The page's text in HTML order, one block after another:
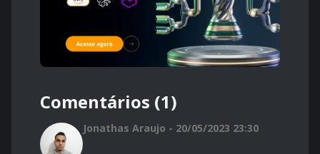
Comentários (1)
Jonathas Araujo - 20/05/2023 23:30